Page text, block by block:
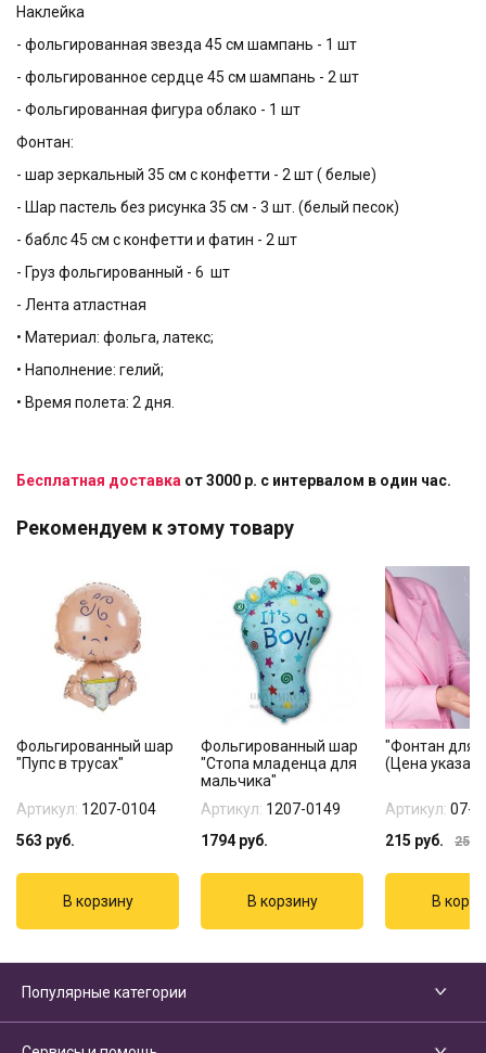
Наклейка
- фольгированная звезда 45 см шампань - 1 шт
- фольгированное сердце 45 см шампань - 2 шт
- Фольгированная фигура облако - 1 шт
Фонтан:
- шар зеркальный 35 см с конфетти - 2 шт ( белые)
- Шар пастель без рисунка 35 см - 3 шт. (белый песок)
- баблс 45 см с конфетти и фатин - 2 шт
- Груз фольгированный - 6 шт
- Лента атластная
• Материал: фольга, латекс;
• Наполнение: гелий;
• Время полета: 2 дня.
Бесплатная доставка от 3000 р. с интервалом в один час.
Рекомендуем к этому товару
Фольгированный шар
"Пупс в трусах"
Артикул: 1207-0104
563 руб.
Фольгированный шар
"Стопа младенца для
мальчика"
Артикул: 1207-0149
1794 руб.
"Фонтан для
(Цена
Артикул: 07-
215 руб. 255
Популярные категории